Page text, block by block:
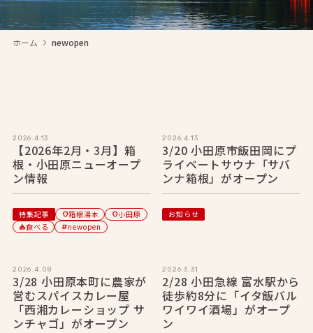
ホーム arrow_forward_ios newopen
2026.4.13
【2026年2月・3月】箱
根・小田原ニューオープ
ン情報
特集記事 location_on箱根湯本 location_on小田原
category食べる tagnewopen
2026.4.13
3/20 小田原市飯田岡にプ
ライベートサウナ「サバ
ンナ箱根」がオープン
お知らせ
2026.4.08
3/28 小田原本町に農家が
営むスパイスカレー屋
「西湘カレーショップ サ
ンチャゴ」がオープン
2026.3.31
2/28 小田急線 富水駅から
徒歩約8分に「イタ飯バル
ワイワイ酒場」がオープ
ン